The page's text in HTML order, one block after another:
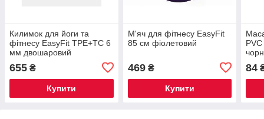
Килимок для йоги та
фітнесу EasyFit TPE+TC 6
мм двошаровий
помаранчевий
655 ₴
Купити
М'яч для фітнесу EasyFit
85 см фіолетовий
469₴
Купити
84